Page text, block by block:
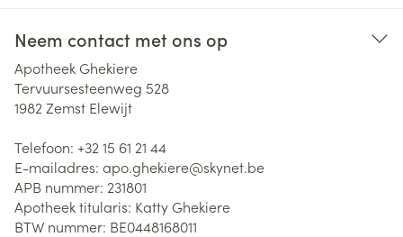
Neem contact met ons op
Apotheek Ghekiere
Tervuursesteenweg 528
1982 Zemst Elewijt
Telefoon: +32 15 61 21 44
E-mailadres: apo.ghekiere@skynet.be
APB nummer: 231801
Apotheek titularis: Katty Ghekiere
BTW nummer: BE0448168011